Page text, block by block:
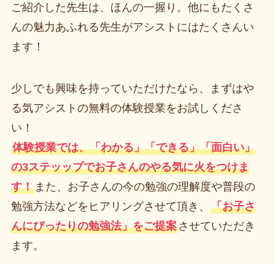
ご紹介した先生は、ほんの一握り。他にもたくさ
んの魅力あふれる先生がアシストにはたくさんい
ます！
少しでも興味を持っていただけたなら、まずはや
る気アシストの無料の体験授業をお試しくださ
い！
体験授業では、「わかる」「できる」「面白い」
の3ステッップでお子さんのやる気に火をつけま
す！また、お子さんの今の勉強の理解度や普段の
勉強方法などをヒアリングさせて頂き、 「お子さ
んにぴったりの勉強法」をご提案させていただき
ます。